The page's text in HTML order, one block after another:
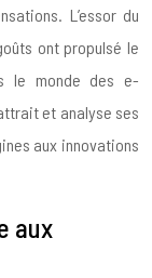
L’essor du
ont propulsé le
le monde des e-
et analyse ses
aux innovations
aux